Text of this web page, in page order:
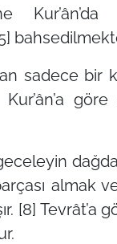
sadece bir
almak
[8] Tevrât’a